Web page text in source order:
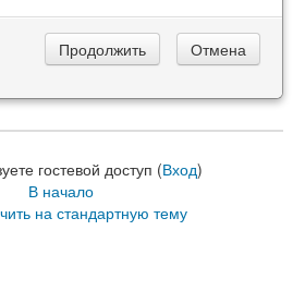
гостевой доступ (Вход)
В начало
на стандартную тему